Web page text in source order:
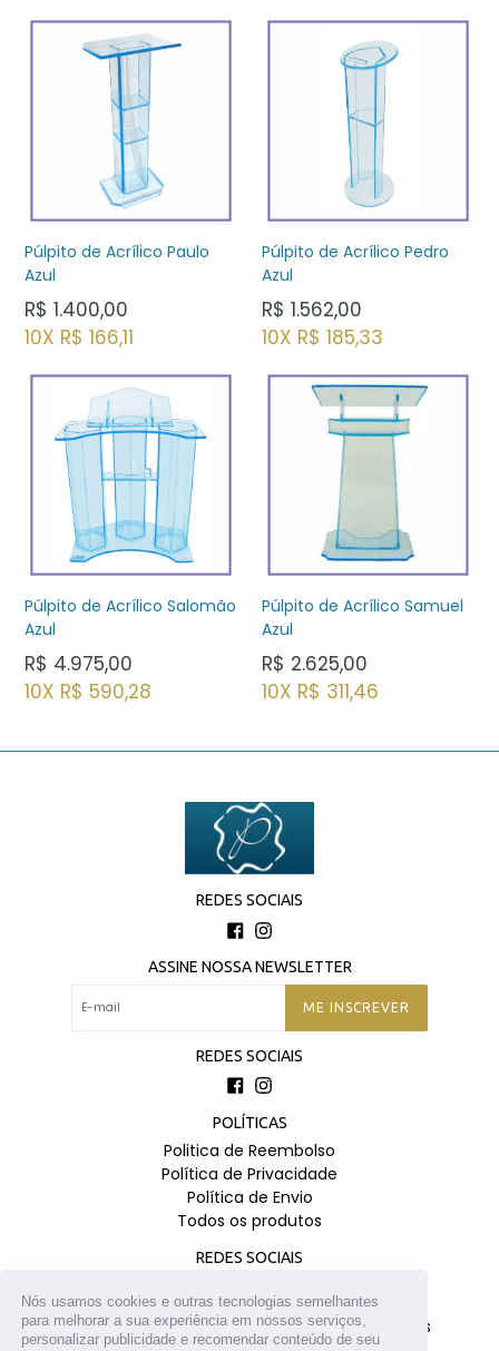
Nós usamos cookies e outras tecnologias semelhantes
para melhorar a sua experiência em nossos serviços,
personalizar publicidade e recomendar conteúdo de seu
Púlpito de Acrílico Paulo
Azul
Preço
normal
R$ 1.400,00
10X R$ 166,11
Púlpito de Acrílico Pedro
Azul
Preço
normal
R$ 1.562,00
10X R$ 185,33
Púlpito de Acrílico Salomão
Azul
Preço
normal
R$ 4.975,00
10X R$ 590,28
Púlpito de Acrílico Samuel
Azul
Preço
normal
R$ 2.625,00
10X R$ 311,46
REDES SOCIAIS
Facebook
Instagram
ASSINE NOSSA NEWSLETTER
ME INSCREVER
REDES SOCIAIS
Facebook
Instagram
POLÍTICAS
Politica de Reembolso
Política de Privacidade
Política de Envio
Todos os produtos
REDES SOCIAIS
Utilize esse texto para falar mais sobre os seus